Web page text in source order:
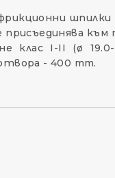
присъединява
клас I-II (ø
- 400 mm.